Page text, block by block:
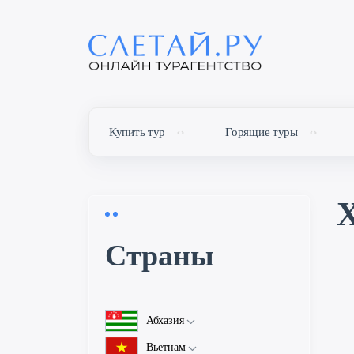
Купить тур Горящие туры
Cтраны
Абхазия
Об Абхазии
Вьетнам